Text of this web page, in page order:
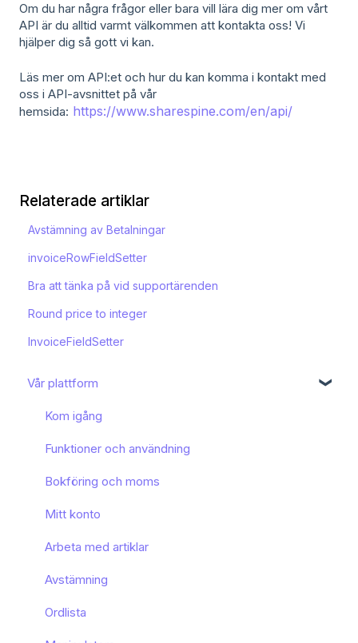
Om du har några frågor eller bara vill lära dig mer om vårt
API är du alltid varmt välkommen att kontakta oss! Vi
hjälper dig så gott vi kan.
Läs mer om API:et och hur du kan komma i kontakt med
oss i API-avsnittet på vår
hemsida: https://www.sharespine.com/en/api/
Relaterade artiklar
Avstämning av Betalningar
invoiceRowFieldSetter
Bra att tänka på vid supportärenden
Round price to integer
InvoiceFieldSetter
Vår plattform
Kom igång
Funktioner och användning
Bokföring och moms
Mitt konto
Arbeta med artiklar
Avstämning
Ordlista